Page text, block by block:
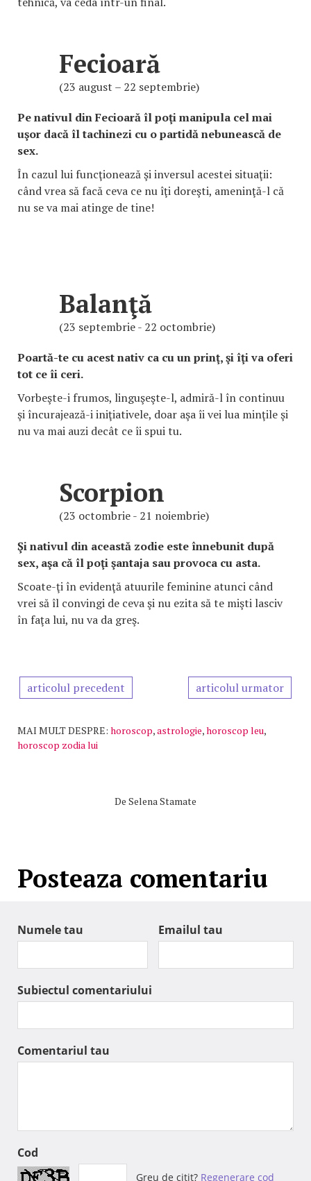
Fecioară
(23 august – 22 septembrie)
Pe nativul din Fecioară îl poţi manipula cel mai
uşor dacă îl tachinezi cu o partidă nebunească de
sex.
În cazul lui funcţionează şi inversul acestei situaţii:
când vrea să facă ceva ce nu îţi doreşti, ameninţă-l că
nu se va mai atinge de tine!
Balanţă
(23 septembrie - 22 octombrie)
Poartă-te cu acest nativ ca cu un prinţ, şi îţi va oferi
tot ce îi ceri.
Vorbeşte-i frumos, linguşeşte-l, admiră-l în continuu
şi încurajează-i iniţiativele, doar aşa îi vei lua minţile şi
nu va mai auzi decât ce îi spui tu.
Scorpion
(23 octombrie - 21 noiembrie)
Şi nativul din această zodie este înnebunit după
sex, aşa că îl poţi şantaja sau provoca cu asta.
Scoate-ţi în evidenţă atuurile feminine atunci când
vrei să îl convingi de ceva şi nu ezita să te mişti lasciv
în faţa lui, nu va da greş.
articolul precedent articolul urmator
MAI MULT DESPRE: horoscop,astrologie,horoscop leu,
horoscop zodia lui
De Selena Stamate
Posteaza comentariu
Numele tau Emailul tau
Subiectul comentariului
Comentariul tau
Cod
Greu de citit? Regenerare cod